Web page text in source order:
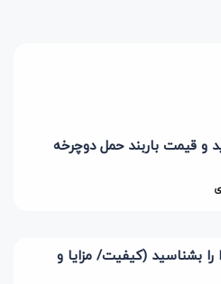
و قیمت باربند حمل دوچرخه
را بشناسید (کیفیت/ مزایا و